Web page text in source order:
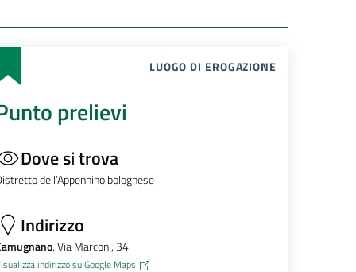
LUOGO DI EROGAZIONE
prelievi
Dove si trova
dell’Appennino bolognese
Indirizzo
, Via Marconi, 34
indirizzo su Google Maps